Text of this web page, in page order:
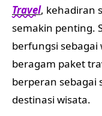
Travel, kehadiran
semakin penting.
berfungsi
beragam paket
berperan sebagai
destinasi wisata.